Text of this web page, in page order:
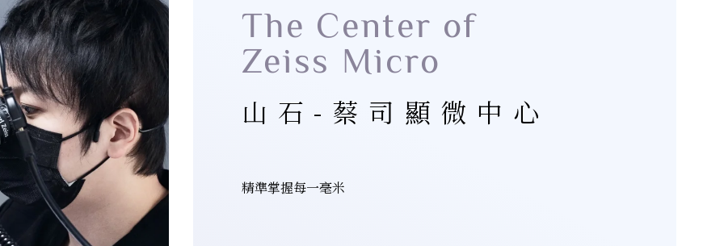
The Center of
Zeiss Micro
山石-蔡司顯微中心
精準掌握每一毫米